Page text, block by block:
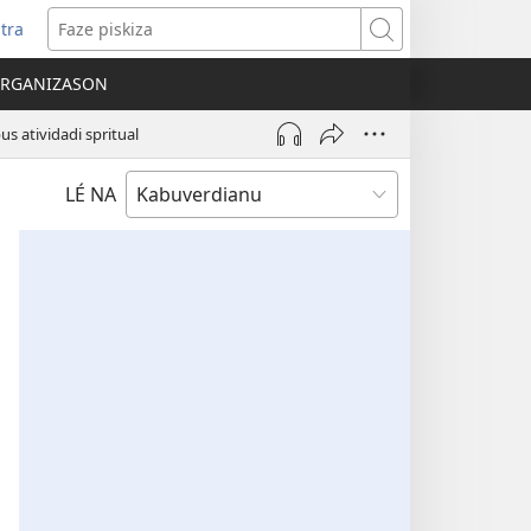
Faze
piskiza
atividadi spritual
LÉ NA